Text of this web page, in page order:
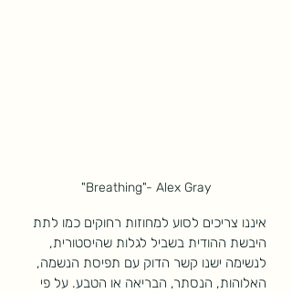
"Breathing"- Alex Gray
איננו צריכים לסוע למחוזות רחוקים כמו לתת
היבשת ההודית בשביל לגלות שהיסטורית,
לנשימה ישנו קשר הדוק עם תפיסת הנשמה,
האלוהות, הנסתר, הבריאה או הטבע. על פי